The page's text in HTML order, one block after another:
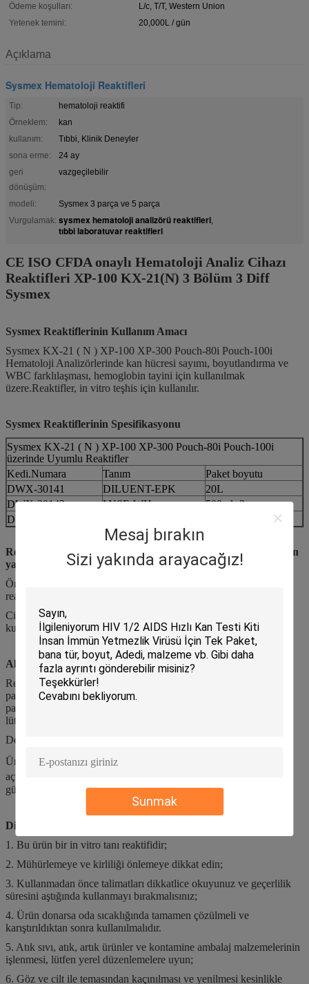
Mesaj bırakın
Sizi yakında arayacağız!
Sunmak
Ödeme koşulları:
L/c, T/T, Western Union
Yetenek temini:
20,000L / gün
Açıklama
Sysmex Hematoloji Reaktifleri
Tip:
hematoloji reaktifi
Örneklem:
kan
kullanım:
Tıbbi, Klinik Deneyler
sona erme:
24 ay
geri
dönüşüm:
vazgeçilebilir
modeli:
Sysmex 3 parça ve 5 parça
Vurgulamak: sysmex hematoloji analizörü reaktifleri,
tıbbi laboratuvar reaktifleri
CE ISO CFDA onaylı Hematoloji Analiz Cihazı
Reaktifleri XP-100 KX-21(N) 3 Bölüm 3 Diff
Sysmex
Sysmex Reaktiflerinin Kullanım Amacı
Sysmex KX-21 ( N ) XP-100 XP-300 Pouch-80i Pouch-100i
Hematoloji Analizörlerinde kan hücresi sayımı, boyutlandırma ve
WBC farklılaşması, hemoglobin tayini için kullanılmak
üzere.Reaktifler, in vitro teşhis için kullanılır.
Sysmex Reaktiflerinin Spesifikasyonu
Sysmex KX-21 ( N ) XP-100 XP-300 Pouch-80i Pouch-100i
üzerinde Uyumlu Reaktifler
Kedi.Numara
Tanım
Paket boyutu
DWX-30141
DILUENT-EPK
20L
DWX-30142
LYSE-WH
500ml×3
DWX-30143
Reaktiflerimizi kullanmadan önce hücre sayacı bir kalibrasyon
yapmalı mı?
Öncelikle, ürünlerimizi kullanmadan önce cihazınız orijinal
reaktifleri kullanmışsa kalibrasyon yapmanıza gerek yoktur.
Cihazınız başka uyumlu reaktifler kullandıysa, reaktiflerimizi
kullanmadan önce kalibrasyon gereklidir.
Algılama Yönteminin Sınırlamaları
Reaktifin sıcaklığı belirtilen aralığın dışındaysa numunenin ölçüm
parametreleri anormal görünebilir.Bu durumda, lütfen ölçüm
parametrelerini mikroskopi yöntemiyle onaylayın.Ayrıntılar için
lütfen cihazın kullanım kılavuzuna bakın.
Depolamak
Ürün 2℃-35℃'de saklanmalıdır ve depolama süresi 2 yıldır.Şişe
açıldıktan sonra 15 ℃ -30 ℃'de kullanılır ve geçerlilik süresi 60
gündür.
Dikkat
1. Bu ürün bir in vitro tanı reaktifidir;
2. Mühürlemeye ve kirliliği önlemeye dikkat edin;
3. Kullanmadan önce talimatları dikkatlice okuyunuz ve geçerlilik
süresini aştığında kullanmayı bırakmalısınız;
4. Ürün donarsa oda sıcaklığında tamamen çözülmeli ve
karıştırıldıktan sonra kullanılmalıdır.
5. Atık sıvı, atık, artık ürünler ve kontamine ambalaj malzemelerinin
işlenmesi, lütfen yerel düzenlemelere uyun;
6. Göz ve cilt ile temasından kaçınılması ve yenilmesi kesinlikle